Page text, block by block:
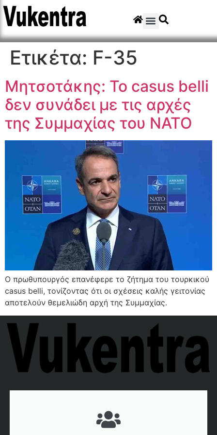
Ετικέτα: F-35
Μητσοτάκης: Το casus belli
δεν συνάδει με τις αρχές
της Συμμαχίας του ΝΑΤΟ
Ο πρωθυπουργός επανέφερε το ζήτημα του τουρκικού
casus belli, τονίζοντας ότι οι σχέσεις καλής γειτονίας
αποτελούν θεμελιώδη αρχή της Συμμαχίας.